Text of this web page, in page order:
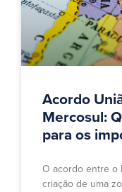
Acordo
Mercosul:
para os
O acordo entre o
criação de uma